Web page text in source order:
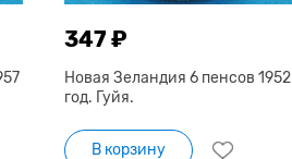
347 ₽
Новая Зеландия 6 пенсов 1952
год. Гуйя.
В корзину